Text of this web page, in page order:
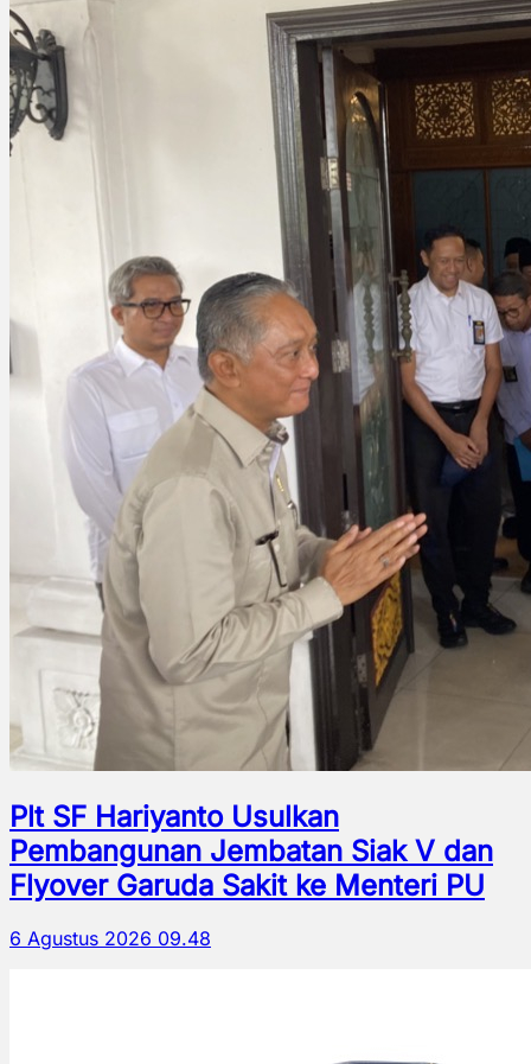
Plt SF Hariyanto Usulkan
Pembangunan Jembatan Siak V dan
Flyover Garuda Sakit ke Menteri PU
6 Agustus 2026 09.48